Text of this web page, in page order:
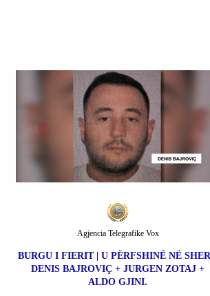
BURGU I FIERIT | U PËRFSHINË NË
DENIS BAJROVIÇ + JURGEN ZOTAJ +
ALDO GJINI.
Agjencia Telegrafike Vox